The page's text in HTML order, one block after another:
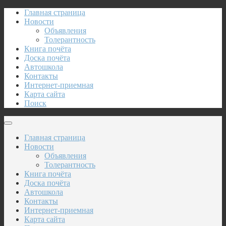
Главная страница
Новости
Объявления
Толерантность
Книга почёта
Доска почёта
Автошкола
Контакты
Интернет-приемная
Карта сайта
Поиск
Главная страница
Новости
Объявления
Толерантность
Книга почёта
Доска почёта
Автошкола
Контакты
Интернет-приемная
Карта сайта